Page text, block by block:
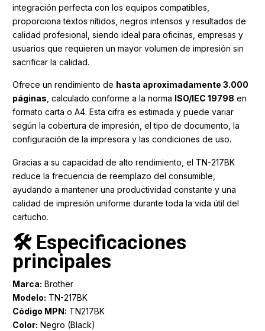
integración perfecta con los equipos compatibles,
proporciona textos nítidos, negros intensos y resultados de
calidad profesional, siendo ideal para oficinas, empresas y
usuarios que requieren un mayor volumen de impresión sin
sacrificar la calidad.
Ofrece un rendimiento de hasta aproximadamente 3.000
páginas , calculado conforme a la norma ISO/IEC 19798 en
formato carta o A4. Esta cifra es estimada y puede variar
según la cobertura de impresión, el tipo de documento, la
configuración de la impresora y las condiciones de uso.
Gracias a su capacidad de alto rendimiento, el TN-217BK
reduce la frecuencia de reemplazo del consumible,
ayudando a mantener una productividad constante y una
calidad de impresión uniforme durante toda la vida útil del
cartucho.
🛠️ Especificaciones
principales
Marca: Brother
Modelo: TN-217BK
Código MPN: TN217BK
Color: Negro (Black)